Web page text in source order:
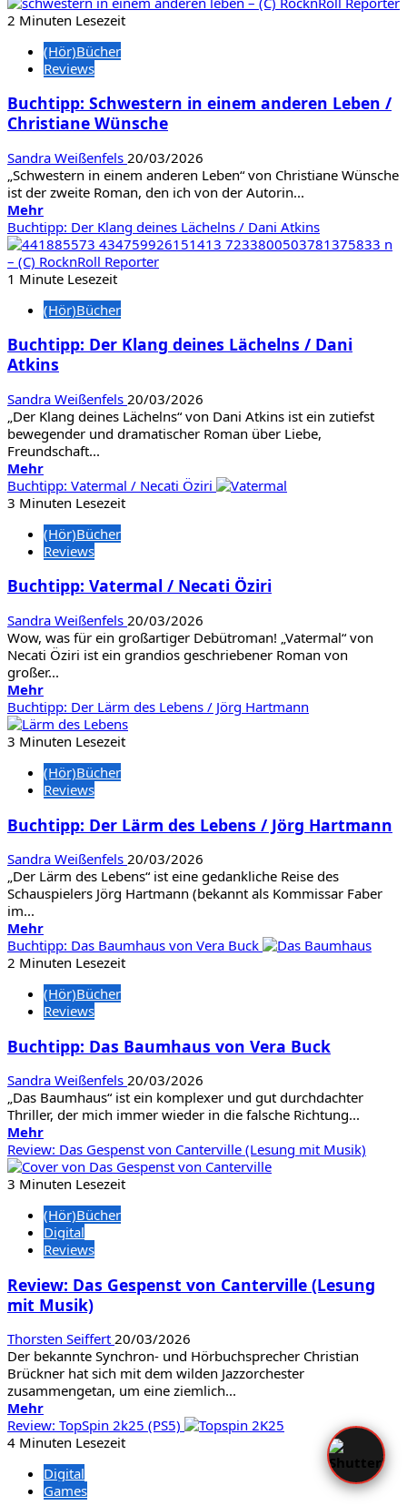
Fool
the
hill
Matt
Ruff
2 Minuten Lesezeit
(Hör)Bücher
Reviews
Buchtipp: Schwestern in einem anderen Leben /
Christiane Wünsche
Sandra Weißenfels 20/03/2026
„Schwestern in einem anderen Leben“ von Christiane Wünsche
ist der zweite Roman, den ich von der Autorin...
MehrMehr
Informationen
über
Buchtipp:
Schwestern
einem
Leben
/
Wünsche
Buchtipp: Der Klang deines Lächelns / Dani Atkins
1 Minute Lesezeit
(Hör)Bücher
Buchtipp: Der Klang deines Lächelns / Dani
Atkins
Sandra Weißenfels 20/03/2026
„Der Klang deines Lächelns“ von Dani Atkins ist ein zutiefst
bewegender und dramatischer Roman über Liebe,
Freundschaft...
MehrMehr
Informationen
über
Der
Klang
Lächelns
Dani
Atkins
Buchtipp: Vatermal / Necati Öziri
3 Minuten Lesezeit
(Hör)Bücher
Reviews
Buchtipp: Vatermal / Necati Öziri
Sandra Weißenfels 20/03/2026
Wow, was für ein großartiger Debütroman! „Vatermal“ von
Necati Öziri ist ein grandios geschriebener Roman von
großer...
MehrMehr
Informationen
über
Buchtipp:
/
Necati
Buchtipp: Der Lärm des Lebens / Jörg Hartmann
3 Minuten Lesezeit
(Hör)Bücher
Reviews
Buchtipp: Der Lärm des Lebens / Jörg Hartmann
Sandra Weißenfels 20/03/2026
„Der Lärm des Lebens“ ist eine gedankliche Reise des
Schauspielers Jörg Hartmann (bekannt als Kommissar Faber
im...
MehrMehr
Informationen
über
Der
Lärm
Lebens
Jörg
Hartmann
Buchtipp: Das Baumhaus von Vera Buck
2 Minuten Lesezeit
(Hör)Bücher
Reviews
Buchtipp: Das Baumhaus von Vera Buck
Sandra Weißenfels 20/03/2026
„Das Baumhaus“ ist ein komplexer und gut durchdachter
Thriller, der mich immer wieder in die falsche Richtung...
MehrMehr
Informationen
über
Buchtipp:
Baumhaus
von
Vera
Review: Das Gespenst von Canterville (Lesung mit Musik)
3 Minuten Lesezeit
(Hör)Bücher
Digital
Reviews
Review: Das Gespenst von Canterville (Lesung
mit Musik)
Thorsten Seiffert 20/03/2026
Der bekannte Synchron- und Hörbuchsprecher Christian
Brückner hat sich mit dem wilden Jazzorchester
zusammengetan, um eine ziemlich...
MehrMehr
Informationen
über
Das
Gespenst
Review: TopSpin 2k25 (PS5)
4 Minuten Lesezeit
Digital
Games